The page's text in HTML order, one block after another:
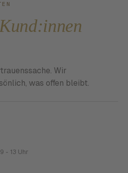
Wir
was offen bleibt.
- 13 Uhr